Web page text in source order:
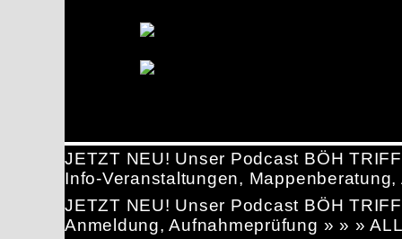
JETZT NEU! Unser Podcast BÖH
Info-Veranstaltungen,
JETZT NEU! Unser Podcast BÖH
Anmeldung, Aufnahmeprüfung » » »